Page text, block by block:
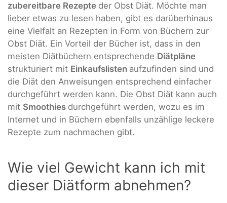
zubereitbare Rezepte der Obst Diät. Möchte man
lieber etwas zu lesen haben, gibt es darüberhinaus
eine Vielfalt an Rezepten in Form von Büchern zur
Obst Diät. Ein Vorteil der Bücher ist, dass in den
meisten Diätbüchern entsprechende Diätpläne
strukturiert mit Einkaufslisten aufzufinden sind und
die Diät den Anweisungen entsprechend einfacher
durchgeführt werden kann. Die Obst Diät kann auch
mit Smoothies durchgeführt werden, wozu es im
Internet und in Büchern ebenfalls unzählige leckere
Rezepte zum nachmachen gibt.
Wie viel Gewicht kann ich mit
dieser Diätform abnehmen?